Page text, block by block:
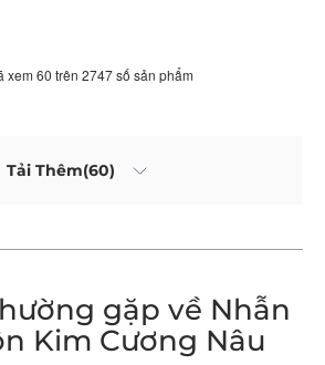
xem 60 trên 2747 số sản phẩm
Tải Thêm(60)
gặp về Nhẫn
Kim Cương Nâu